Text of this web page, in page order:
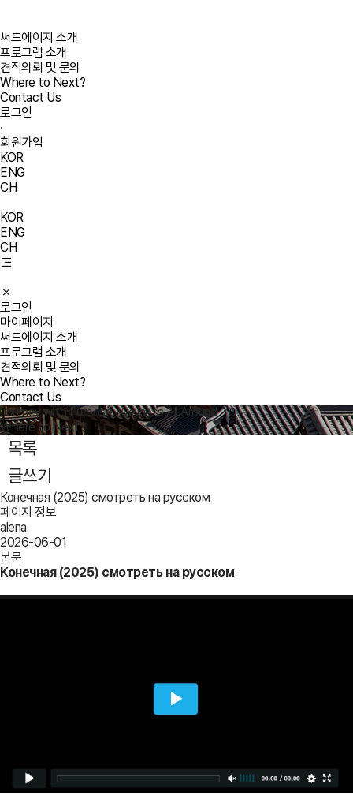
써드에이지 소개
프로그램 소개
견적의뢰 및 문의
Where to Next?
Contact Us
로그인
·
회원가입
KOR
ENG
CH
KOR
ENG
CH
로그인
마이페이지
써드에이지 소개
프로그램 소개
견적의뢰 및 문의
Where to Next?
Contact Us
Journey with Purpose, Wellness All Around
Where to Next?
목록
글쓰기
Конечная (2025) смотреть на русском
페이지 정보
alena
2026-06-01
본문
Конечная (2025) смотреть на русском